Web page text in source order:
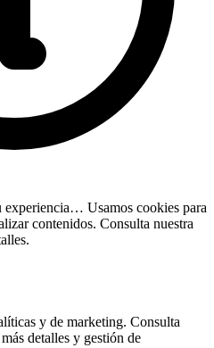
experiencia… Usamos cookies para
contenidos. Consulta nuestra
y de marketing. Consulta
detalles y gestión de